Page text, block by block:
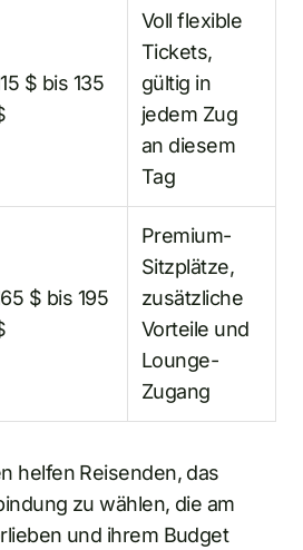
$ bis 135
Voll flexible
Tickets,
gültig in
jedem Zug
an diesem
Tag
$ bis 195
Premium-
Sitzplätze,
zusätzliche
Vorteile und
Lounge-
Zugang
helfen Reisenden, das
zu wählen, die am
und ihrem Budget